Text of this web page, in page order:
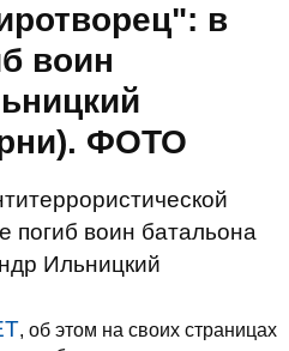
в
воин
ФОТО
погиб воин батальона
Ильницкий
, об этом на своих страницах